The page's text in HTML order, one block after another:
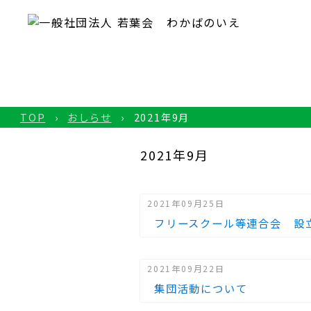
TOP おしらせ 2021年9月
2021年9月
2021年09月25日
フリースクール等連合会
2021年09月22日
集団活動について